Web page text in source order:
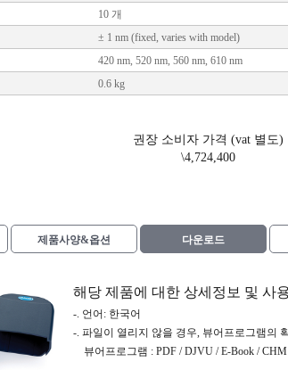
10 개
± 1 nm (fixed, varies with model)
420 nm, 520 nm, 560 nm, 610 nm
0.6 kg
권장 소비자 가격 (vat 별도)
\4,724,400
제품사양&옵션 다운로드
해당 제품에 대한 상세정보 및 사
-. 언어: 한국어
-. 파일이 열리지 않을 경우, 뷰어프로그램의
뷰어프로그램 : PDF / DJVU / E-Book /